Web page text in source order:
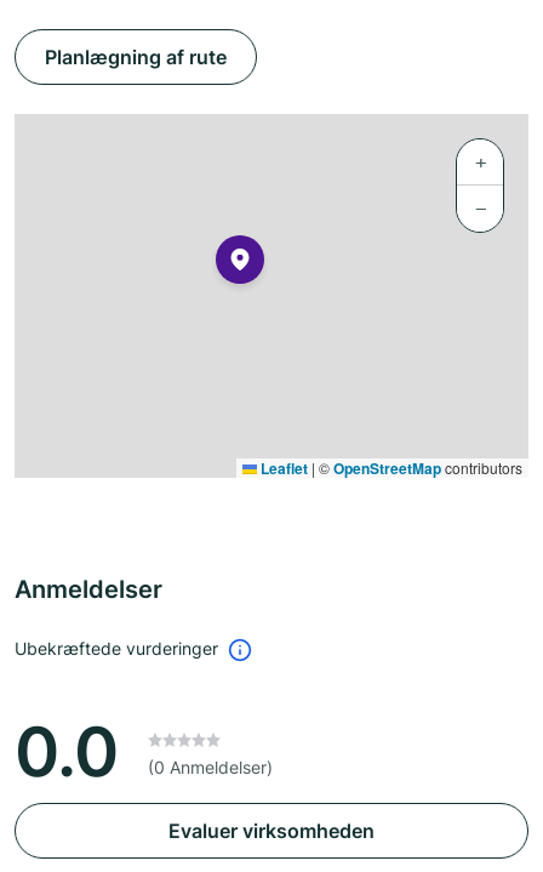
Planlægning af rute
+
−
Leaflet | ©OpenStreetMapcontributors
Anmeldelser
Ubekræftede vurderinger
0.0 (0 Anmeldelser)
Evaluer virksomheden